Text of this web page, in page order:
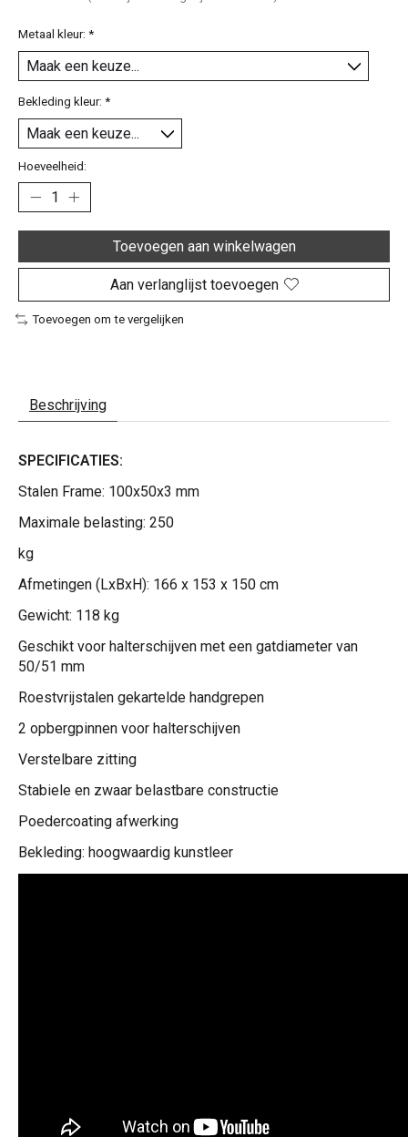
Metaal kleur: *
Bekleding kleur: *
Hoeveelheid:
Toevoegen aan winkelwagen
Aan verlanglijst toevoegen
Toevoegen om te vergelijken
Beschrijving
SPECIFICATIES:
Stalen Frame: 100x50x3 mm
Maximale belasting: 250
kg
Afmetingen (LxBxH): 166 x 153 x 150 cm
Gewicht: 118 kg
Geschikt voor halterschijven met een gatdiameter van
50/51 mm
Roestvrijstalen gekartelde handgrepen
2 opbergpinnen voor halterschijven
Verstelbare zitting
Stabiele en zwaar belastbare constructie
Poedercoating afwerking
Bekleding: hoogwaardig kunstleer